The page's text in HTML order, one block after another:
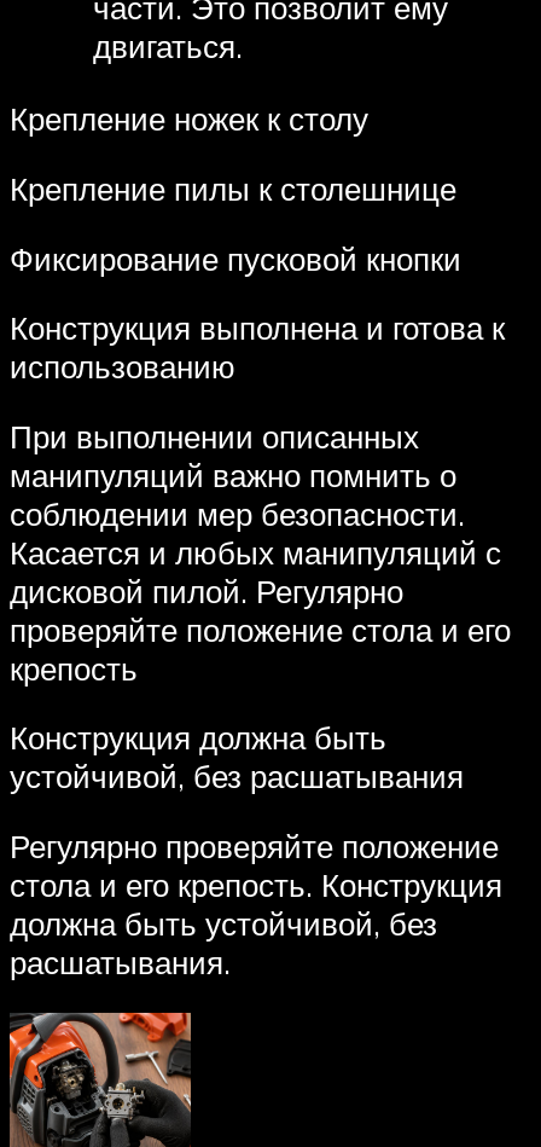
двигаться.
Крепление ножек к столу
Крепление пилы к столешнице
Фиксирование пусковой кнопки
Конструкция выполнена и готова к
использованию
При выполнении описанных
манипуляций важно помнить о
соблюдении мер безопасности.
Касается и любых манипуляций с
дисковой пилой. Регулярно
проверяйте положение стола и его
крепость
Конструкция должна быть
устойчивой, без расшатывания
Регулярно проверяйте положение
стола и его крепость. Конструкция
должна быть устойчивой, без
расшатывания.